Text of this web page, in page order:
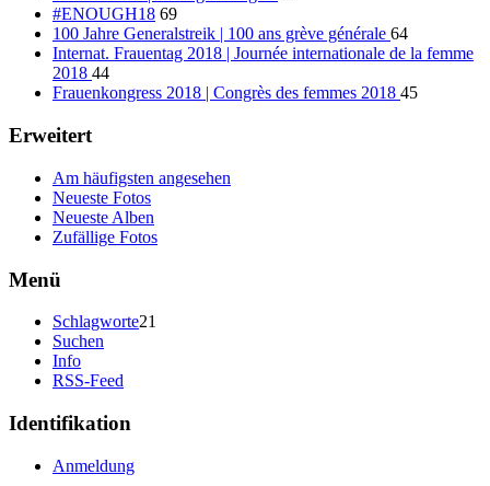
#ENOUGH18 69
100 Jahre Generalstreik | 100 ans grève générale 64
Internat. Frauentag 2018 | Journée internationale de la femme
2018 44
Frauenkongress 2018 | Congrès des femmes 2018 45
Erweitert
Am häufigsten angesehen
Neueste Fotos
Neueste Alben
Zufällige Fotos
Menü
Schlagworte21
Suchen
Info
RSS-Feed
Identifikation
Anmeldung